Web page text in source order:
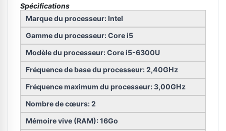
Spécifications
Marque du processeur: Intel
Gamme du processeur: Core i5
Modèle du processeur: Core i5-6300U
Fréquence de base du processeur: 2,40GHz
Fréquence maximum du processeur: 3,00GHz
Nombre de cœurs: 2
Mémoire vive (RAM): 16Go